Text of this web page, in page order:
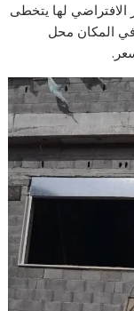
الافتراضي لها يتخطى
في المكان محل